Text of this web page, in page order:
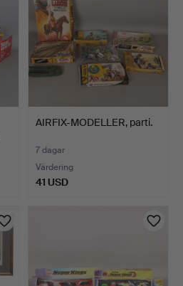
AIRFIX-MODELLER, parti.
7 dagar
Värdering
41 USD